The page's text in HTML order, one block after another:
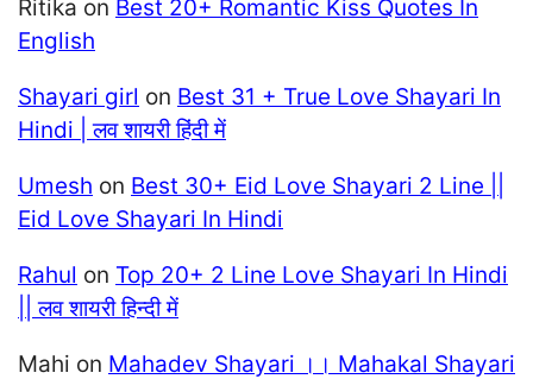
Ritika on Best 20+ Romantic Kiss Quotes In
English
Shayari girl on Best 31 + True Love Shayari In
Hindi | लव शायरी हिंदी में
Umesh on Best 30+ Eid Love Shayari 2 Line ||
Eid Love Shayari In Hindi
Rahul on Top 20+ 2 Line Love Shayari In Hindi
|| लव शायरी हिन्दी में
Mahi on Mahadev Shayari ।। Mahakal Shayari